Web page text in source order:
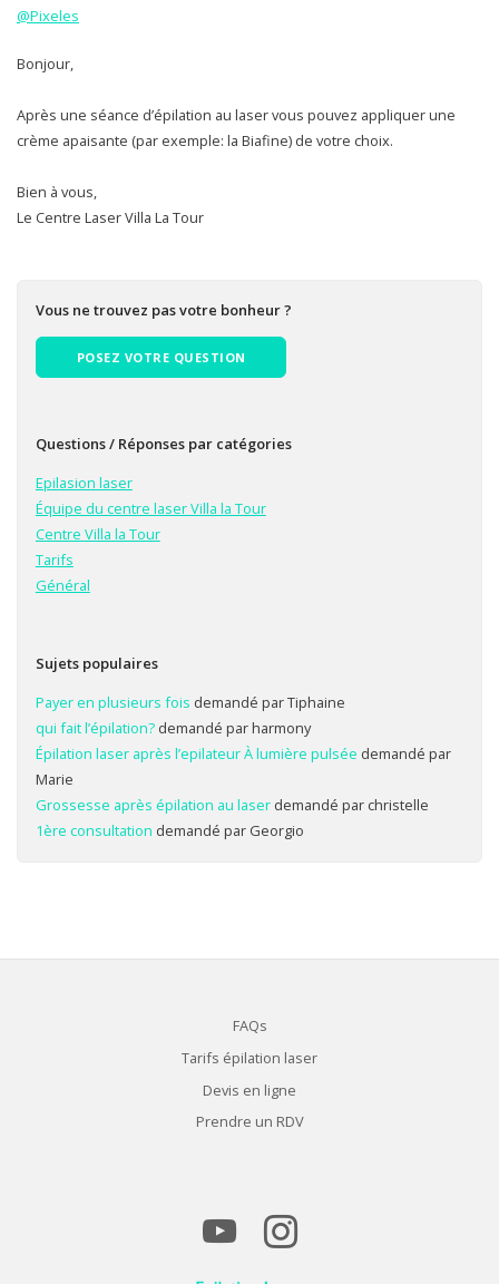
@Pixeles
Bonjour,
Après une séance d’épilation au laser vous pouvez appliquer une
crème apaisante (par exemple: la Biafine) de votre choix.
Bien à vous,
Le Centre Laser Villa La Tour
Vous ne trouvez pas votre bonheur ?
POSEZ VOTRE QUESTION
Questions / Réponses par catégories
Epilasion laser
Équipe du centre laser Villa la Tour
Centre Villa la Tour
Tarifs
Général
Sujets populaires
Payer en plusieurs fois demandé par Tiphaine
qui fait l’épilation?demandé par harmony
Épilation laser après l’epilateur À lumière pulsée demandé par
Marie
Grossesse après épilation au laserdemandé par christelle
1ère consultation demandé par Georgio
FAQs
Tarifs épilation laser
Devis en ligne
Prendre un RDV